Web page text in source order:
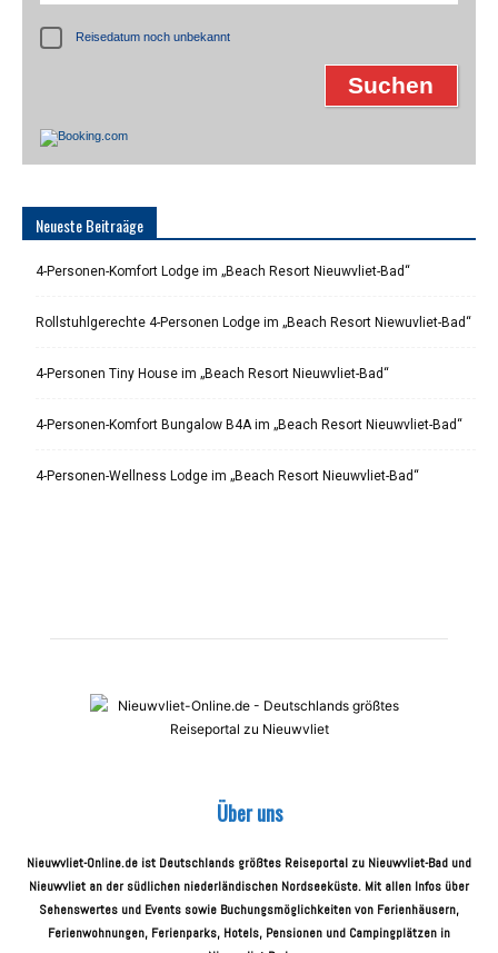
Reisedatum noch unbekannt
Neueste Beitraäge
4-Personen-Komfort Lodge im „Beach Resort Nieuwvliet-Bad“
Rollstuhlgerechte 4-Personen Lodge im „Beach Resort Niewuvliet-Bad“
4-Personen Tiny House im „Beach Resort Nieuwvliet-Bad“
4-Personen-Komfort Bungalow B4A im „Beach Resort Nieuwvliet-Bad“
4-Personen-Wellness Lodge im „Beach Resort Nieuwvliet-Bad“
Über uns
Nieuwvliet-Online.de ist Deutschlands größtes Reiseportal zu Nieuwvliet-Bad und
Nieuwvliet an der südlichen niederländischen Nordseeküste. Mit allen Infos über
Sehenswertes und Events sowie Buchungsmöglichkeiten von Ferienhäusern,
Ferienwohnungen, Ferienparks, Hotels, Pensionen und Campingplätzen in